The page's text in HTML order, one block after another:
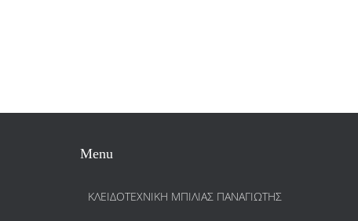
Menu
ΚΛΕΙΔΟΤΕΧΝΙΚΗ ΜΠΙΛΙΑΣ ΠΑΝΑΓΙΩΤΗΣ